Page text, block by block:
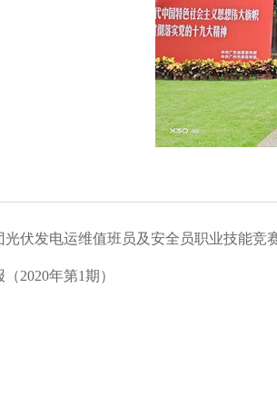
光伏发电运维值班员及安全员职业技能竞
2020年第1期）